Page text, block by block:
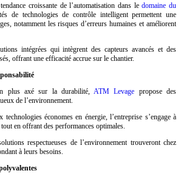
croissante de l’automatisation dans ledomaine du
de technologies de contrôle intelligent permettent une
notamment les risques d’erreurs humaines et améliorent
intégrées qui intègrent des capteurs avancés et des
offrant une efficacité accrue sur le chantier.
plus axé sur la durabilité,ATM Levage propose des
de l’environnement.
technologies économes en énergie, l’entreprise s’engage à
en offrant des performances optimales.
respectueuses de l’environnement trouveront chez
à leurs besoins.